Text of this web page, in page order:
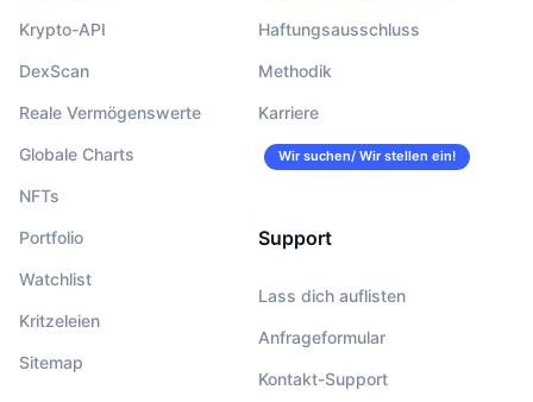
Krypto-API
DexScan
Reale Vermögenswerte
Globale Charts
NFTs
Portfolio
Watchlist
Kritzeleien
Sitemap
Haftungsausschluss
Methodik
Karriere
Wir suchen/ Wir stellen ein!
Support
Lass dich auflisten
Anfrageformular
Kontakt-Support